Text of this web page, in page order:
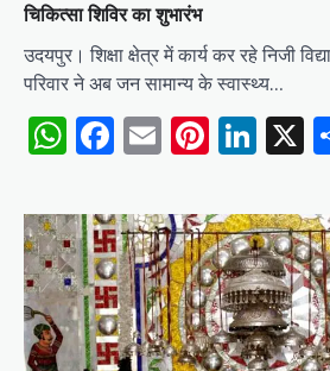
चिकित्सा शिविर का शुभारंभ
उदयपुर। शिक्षा क्षेत्र में कार्य कर रहे निजी
परिवार ने अब जन सामान्य के स्वास्थ्य…
WhatsApp
Facebook
Email X